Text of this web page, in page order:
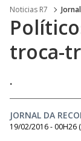
Noticias R7
troca-
.
JORNAL DA
19/02/2016 - 00H26